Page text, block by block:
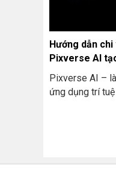
phức tạp và
Hướng dẫn
Pixverse AI
dễ
Pixverse AI –
ứng dụng trí
sẽ hướng dẫn